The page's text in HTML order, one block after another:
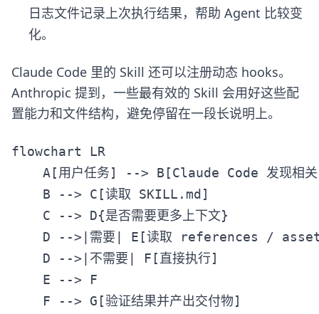
日志文件记录上次执行结果，帮助 Agent 比较变
化。
Claude Code 里的 Skill 还可以注册动态 hooks。
Anthropic 提到，一些最有效的 Skill 会用好这些配
置能力和文件结构，避免停留在一段长说明上。
flowchart LR
A[用户任务] --> B[Claude Code 发现相
    B --> C[读取 SKILL.md]
    C --> D{是否需要更多上下文}
D -->|需要| E[读取 references /
    D -->|不需要| F[直接执行]
    E --> F